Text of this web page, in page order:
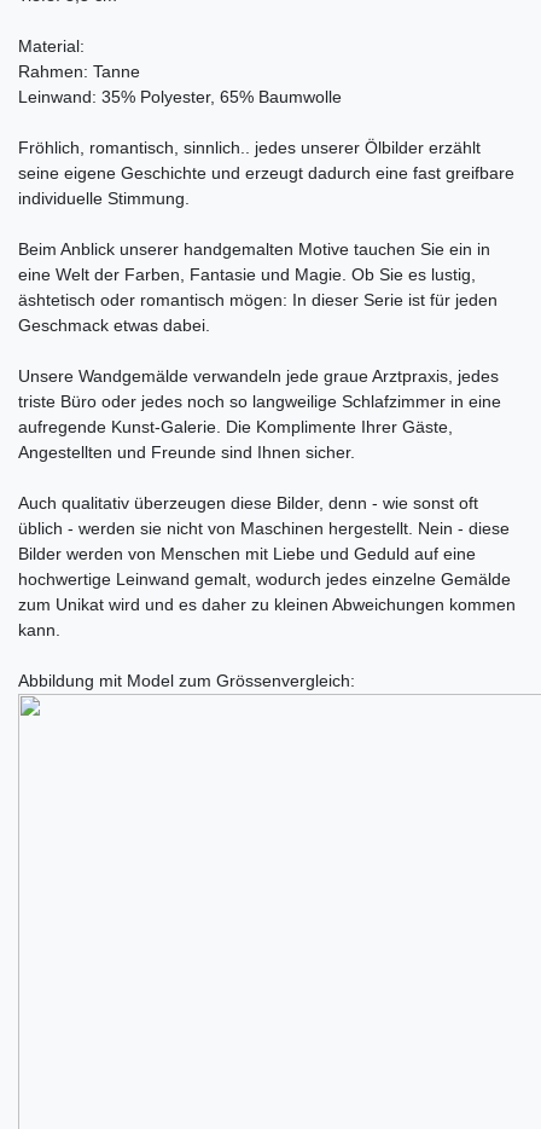
Material:
Rahmen: Tanne
Leinwand: 35% Polyester, 65% Baumwolle
Fröhlich, romantisch, sinnlich.. jedes unserer Ölbilder erzählt
seine eigene Geschichte und erzeugt dadurch eine fast greifbare
individuelle Stimmung.
Beim Anblick unserer handgemalten Motive tauchen Sie ein in
eine Welt der Farben, Fantasie und Magie. Ob Sie es lustig,
äshtetisch oder romantisch mögen: In dieser Serie ist für jeden
Geschmack etwas dabei.
Unsere Wandgemälde verwandeln jede graue Arztpraxis, jedes
triste Büro oder jedes noch so langweilige Schlafzimmer in eine
aufregende Kunst-Galerie. Die Komplimente Ihrer Gäste,
Angestellten und Freunde sind Ihnen sicher.
Auch qualitativ überzeugen diese Bilder, denn - wie sonst oft
üblich - werden sie nicht von Maschinen hergestellt. Nein - diese
Bilder werden von Menschen mit Liebe und Geduld auf eine
hochwertige Leinwand gemalt, wodurch jedes einzelne Gemälde
zum Unikat wird und es daher zu kleinen Abweichungen kommen
kann.
Abbildung mit Model zum Grössenvergleich: